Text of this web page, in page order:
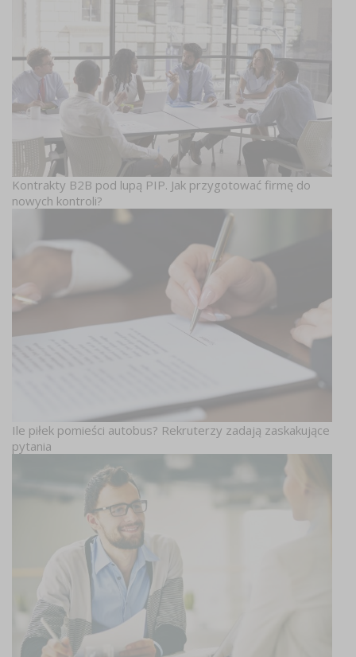
Kontrakty B2B pod lupą PIP. Jak przygotować firmę do
nowych kontroli?
Ile piłek pomieści autobus? Rekruterzy zadają zaskakujące
pytania